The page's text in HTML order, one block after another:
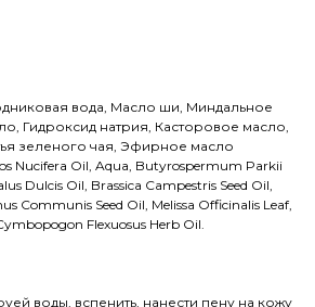
вода, Масло ши, Миндальное
Гидроксид натрия, Касторовое масло,
зеленого чая, Эфирное масло
Nucifera Oil, Aqua, Butyrospermum Parkii
Dulcis Oil, Brassica Campestris Seed Oil,
Communis Seed Oil, Melissa Officinalis Leaf,
Flexuosus Herb Oil.
воды, вспенить, нанести пену на кожу